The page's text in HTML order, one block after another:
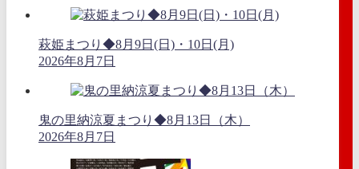
萩姫まつり◆8月9日(日)・10日(月)
2026年8月7日
鬼の里納涼夏まつり◆8月13日（木）
2026年8月7日